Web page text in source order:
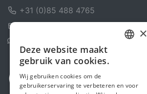
+31 (0)85 488 4765
ENGLISH
×
Deze website maakt
gebruik van cookies.
Wij gebruiken cookies om de
gebruikerservaring te verbeteren en voor